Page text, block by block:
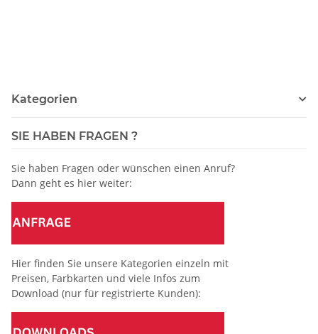
Kategorien
SIE HABEN FRAGEN ?
Sie haben Fragen oder wünschen einen Anruf?
Dann geht es hier weiter:
Hier finden Sie unsere Kategorien einzeln mit
Preisen, Farbkarten und viele Infos zum
Download (nur für registrierte Kunden):